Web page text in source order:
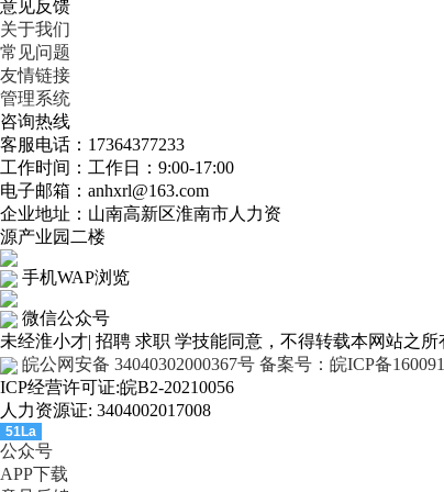
意见反馈
关于我们
常见问题
友情链接
管理系统
咨询热线
客服电话：17364377233
工作时间：工作日：9:00-17:00
电子邮箱：anhxrl@163.com
企业地址：山南高新区淮南市人力资
源产业园二楼
手机WAP浏览
微信公众号
未经淮小才| 招聘 求职 学技能同意，不得转载本网站之
皖公网安备 34040302000367号 备案号：皖ICP备
ICP经营许可证:皖B2-20210056
人力资源证: 3404002017008
51La
公众号
APP下载